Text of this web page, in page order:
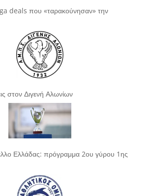
deals που «ταρακούνησαν» την
στον Διγενή Αλωνίων
Ελλάδας: πρόγραμμα 2ου γύρου 1ης